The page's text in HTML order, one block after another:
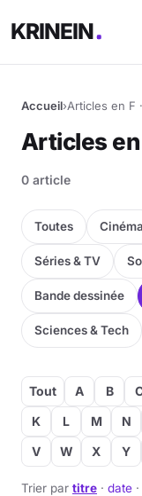
KRINEIN
Accueil›Articles en F
Articles en
0 article
Toutes Cinéma
Séries & TV
Bande dessinée
Sciences & Tech
Tout A B
K
L M N
V
W X Y
Trier par titre · date ·